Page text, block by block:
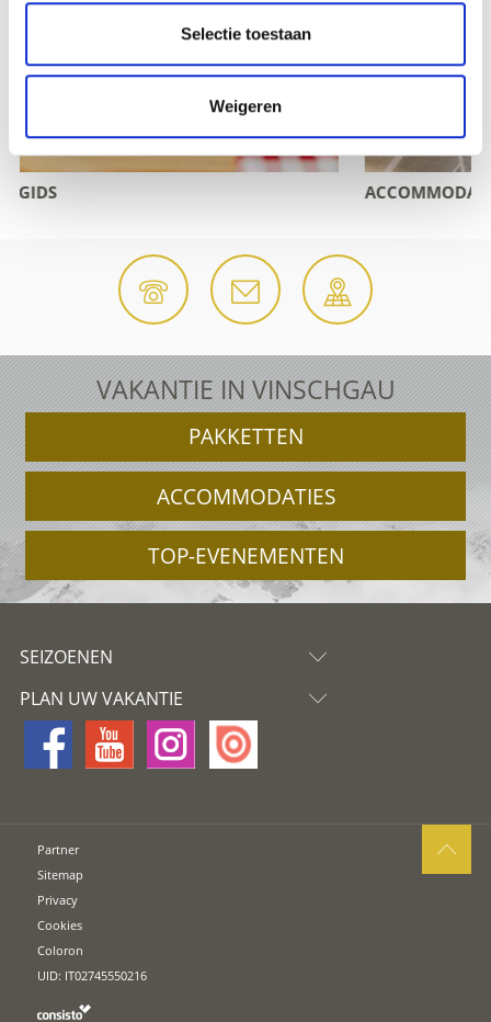
Selectie toestaan
Weigeren
ACCOMMODATIE-AANVRAAG
VAKANTIE IN VINSCHGAU
PAKKETTEN
ACCOMMODATIES
TOP-EVENEMENTEN
SEIZOENEN
PLAN UW VAKANTIE
Partner
Sitemap
Privacy
Cookies
Coloron
UID: IT02745550216